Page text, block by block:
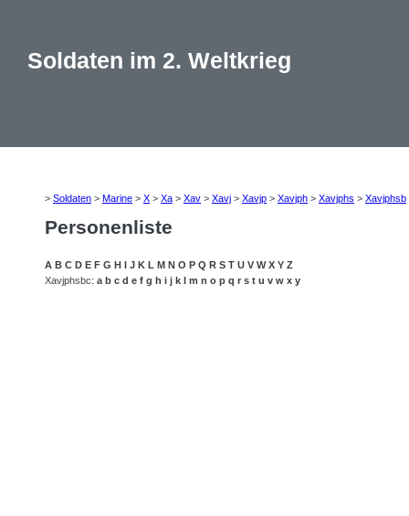
Soldaten im 2. Weltkrieg
> Soldaten > Marine > X > Xa > Xav > Xavj > Xavjp > Xavjph > Xavjphs > Xavjphsb
Personenliste
A B C D E F G H I J K L M N O P Q R S T U V W X Y Z
Xavjphsbc: a b c d e f g h i j k l m n o p q r s t u v w x y